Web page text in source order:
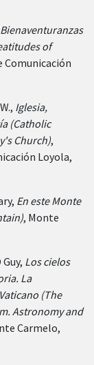
of
Comunicación
Iglesia,
(Catholic
Church),
Loyola,
En este Monte
, Monte
Los cielos
La
(The
Astronomy and
Carmelo,